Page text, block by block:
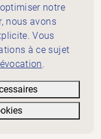
notre
nous avons
Vous
à ce sujet
.